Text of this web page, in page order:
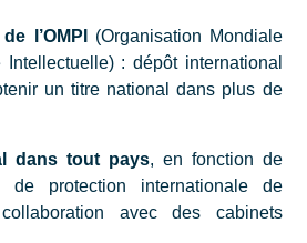
l’OMPI
(Organisation Mondiale
: dépôt international
un titre national dans plus de
dans tout pays, en fonction de
de protection internationale de
avec des cabinets